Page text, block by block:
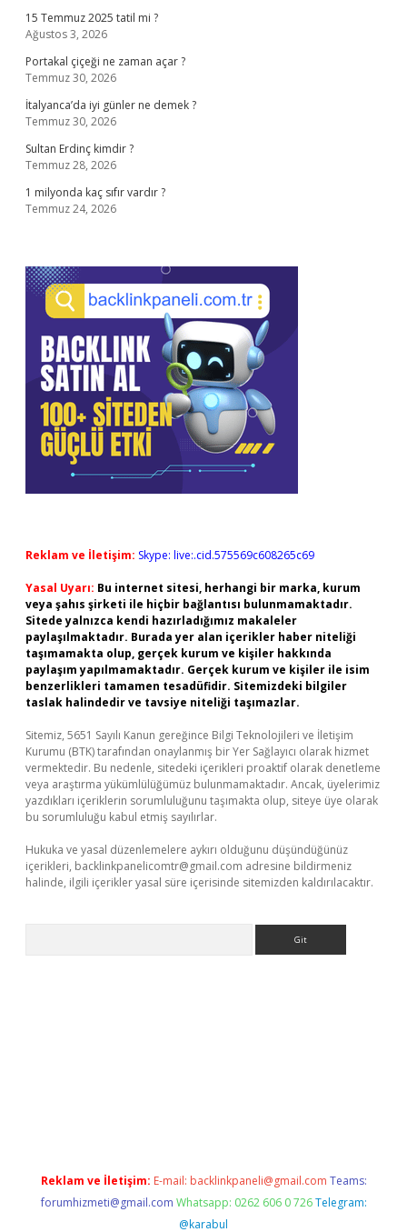
15 Temmuz 2025 tatil mi ?
Ağustos 3, 2026
Portakal çiçeği ne zaman açar ?
Temmuz 30, 2026
İtalyanca’da iyi günler ne demek ?
Temmuz 30, 2026
Sultan Erdinç kimdir ?
Temmuz 28, 2026
1 milyonda kaç sıfır vardır ?
Temmuz 24, 2026
Reklam ve İletişim: Skype: live:.cid.575569c608265c69
Yasal Uyarı: Bu internet sitesi, herhangi bir marka, kurum
veya şahıs şirketi ile hiçbir bağlantısı bulunmamaktadır.
Sitede yalnızca kendi hazırladığımız makaleler
paylaşılmaktadır. Burada yer alan içerikler haber niteliği
taşımamakta olup, gerçek kurum ve kişiler hakkında
paylaşım yapılmamaktadır. Gerçek kurum ve kişiler ile isim
benzerlikleri tamamen tesadüfidir. Sitemizdeki bilgiler
taslak halindedir ve tavsiye niteliği taşımazlar.
Sitemiz, 5651 Sayılı Kanun gereğince Bilgi Teknolojileri ve İletişim
Kurumu (BTK) tarafından onaylanmış bir Yer Sağlayıcı olarak hizmet
vermektedir. Bu nedenle, sitedeki içerikleri proaktif olarak denetleme
veya araştırma yükümlülüğümüz bulunmamaktadır. Ancak, üyelerimiz
yazdıkları içeriklerin sorumluluğunu taşımakta olup, siteye üye olarak
bu sorumluluğu kabul etmiş sayılırlar.
Hukuka ve yasal düzenlemelere aykırı olduğunu düşündüğünüz
içerikleri, backlinkpanelicomtr@gmail.com adresine bildirmeniz
halinde, ilgili içerikler yasal süre içerisinde sitemizden kaldırılacaktır.
Reklam ve İletişim: E-mail: backlinkpaneli@gmail.com Teams:
forumhizmeti@gmail.com Whatsapp: 0262 606 0 726 Telegram:
@karabul